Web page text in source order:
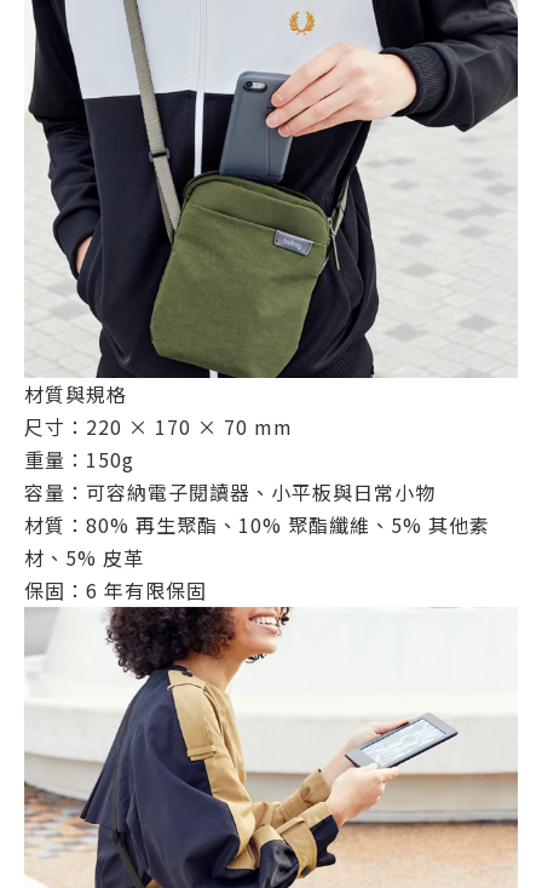
材質與規格
尺寸：220 × 170 × 70 mm
重量：150g
容量：可容納電子閱讀器、小平板與日常小物
材質：80% 再生聚酯、10% 聚酯纖維、5% 其他素
材、5% 皮革
保固：6 年有限保固